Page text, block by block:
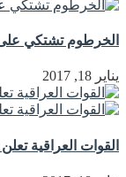
الخرطوم تشتكي
يناير 18, 2017
القوات العراقية